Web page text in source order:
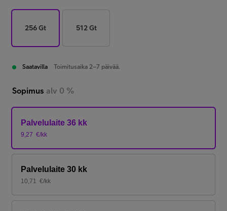
256 Gt 512 Gt
Saatavilla Toimitusaika 2–7 päivää.
Sopimus alv 0 %
Palvelulaite 36 kk
9,27 €/kk
Palvelulaite 30 kk
10,71 €/kk